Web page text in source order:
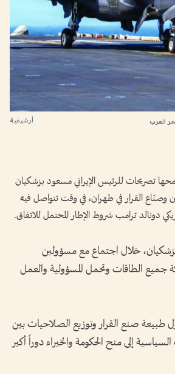
أرشيفية
تصريحات للرئيس الإيراني مسعود بزشكيان
وصنّاع القرار في طهران، في وقت تتواصل فيه
دونالد ترامب شروط الإطار المحتمل للاتفاق.
خلال اجتماع مع مسؤولين
جميع الطاقات وتحمل المسؤولية والعمل
صنع القرار وتوزيع الصلاحيات بين
إلى منح الحكومة والخبراء دوراً أكبر